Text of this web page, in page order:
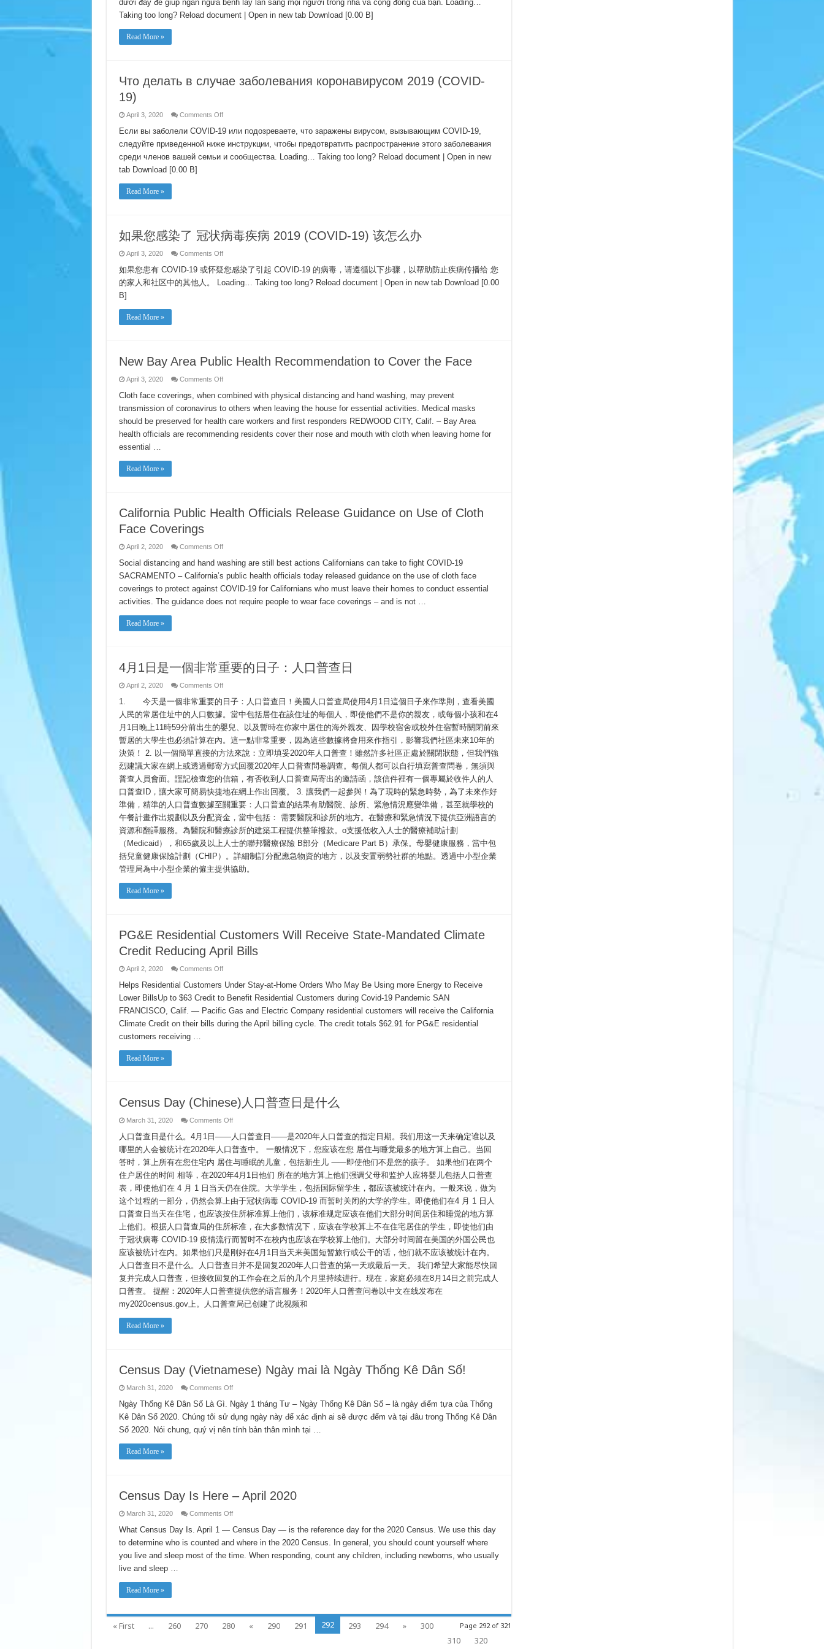
nếu
nhiễm
dưới đây để giúp ngăn ngừa bệnh lây lan sang mọi người trong nhà và cộng đồng của bạn. Loading…
Taking too long? Reload document | Open in new tab Download [0.00 B]
Read More »
Что делать в случае заболевания коронавирусом 2019 (COVID-
19)
April 3, 2020 Comments Offon
делать
в
случае
заболевания
коронавирусом
Если вы заболели COVID-19 или подозреваете, что заражены вирусом, вызывающим COVID-19,
следуйте приведенной ниже инструкции, чтобы предотвратить распространение этого заболевания
среди членов вашей семьи и сообщества. Loading… Taking too long? Reload document | Open in new
tab Download [0.00 B]
Read More »
如果您感染了 冠状病毒疾病 2019 (COVID-19) 该怎么办
April 3, 2020 Comments Offon
果
病
(COVID-
该
么
办
如果您患有 COVID-19 或怀疑您感染了引起 COVID-19 的病毒，请遵循以下步骤，以帮助防止疾病传播给 您
的家人和社区中的其他人。 Loading… Taking too long? Reload document | Open in new tab Download [0.00
B]
Read More »
New Bay Area Public Health Recommendation to Cover the Face
April 3, 2020 Comments Offon
Bay
Area
Public
Recommendation
to
Cover
Cloth face coverings, when combined with physical distancing and hand washing, may prevent
transmission of coronavirus to others when leaving the house for essential activities. Medical masks
should be preserved for health care workers and first responders REDWOOD CITY, Calif. – Bay Area
health officials are recommending residents cover their nose and mouth with cloth when leaving home for
essential …
Read More »
California Public Health Officials Release Guidance on Use of Cloth
Face Coverings
April 2, 2020 Comments Offon
Public
Health
Officials
Release
Guidance
Use
Social distancing and hand washing are still best actions Californians can take to fight COVID-19
SACRAMENTO – California’s public health officials today released guidance on the use of cloth face
coverings to protect against COVID-19 for Californians who must leave their homes to conduct essential
activities. The guidance does not require people to wear face coverings – and is not …
Read More »
4月1日是一個非常重要的日子：人口普查日
April 2, 2020 Comments Offon
月
日
是
個
非
常
重
要
的
日
子：
人
口
普
查
1. 今天是一個非常重要的日子：人口普查日！美國人口普查局使用4月1日這個日子來作準則，查看美國
人民的常居住址中的人口數據。當中包括居住在該住址的每個人，即使他們不是你的親友，或每個小孩和在4
月1日晚上11時59分前出生的嬰兒、以及暫時在你家中居住的海外親友、因學校宿舍或校外住宿暫時關閉前來
暫居的大學生也必須計算在內。這一點非常重要，因為這些數據將會用來作指引，影響我們社區未來10年的
決策！ 2. 以一個簡單直接的方法來說：立即填妥2020年人口普查！雖然許多社區正處於關閉狀態，但我們強
烈建議大家在網上或透過郵寄方式回覆2020年人口普查問卷調查。每個人都可以自行填寫普查問卷，無須與
普查人員會面。謹記檢查您的信箱，有否收到人口普查局寄出的邀請函，該信件裡有一個專屬於收件人的人
口普查ID，讓大家可簡易快捷地在網上作出回覆。 3. 讓我們一起參與！為了現時的緊急時勢，為了未來作好
準備，精準的人口普查數據至關重要：人口普查的結果有助醫院、診所、緊急情況應變準備，甚至就學校的
午餐計畫作出規劃以及分配資金，當中包括： 需要醫院和診所的地方。在醫療和緊急情況下提供亞洲語言的
資源和翻譯服務。為醫院和醫療診所的建築工程提供整筆撥款。o支援低收入人士的醫療補助計劃
（Medicaid），和65歲及以上人士的聯邦醫療保險 B部分（Medicare Part B）承保。母嬰健康服務，當中包
括兒童健康保險計劃（CHIP）。詳細制訂分配應急物資的地方，以及安置弱勢社群的地點。透過中小型企業
管理局為中小型企業的僱主提供協助。
Read More »
PG&E Residential Customers Will Receive State-Mandated Climate
Credit Reducing April Bills
April 2, 2020 Comments Offon
Residential
Customers
Will
State-
Mandated
Climate
Helps Residential Customers Under Stay-at-Home Orders Who May Be Using more Energy to Receive
Lower BillsUp to $63 Credit to Benefit Residential Customers during Covid-19 Pandemic SAN
FRANCISCO, Calif. — Pacific Gas and Electric Company residential customers will receive the California
Climate Credit on their bills during the April billing cycle. The credit totals $62.91 for PG&E residential
customers receiving …
Read More »
Census Day (Chinese)人口普查日是什么
March 31, 2020 Comments Offon
Day
(Chinese)
人
口
普
查
日
是
什
么
人口普查日是什么。4月1日——人口普查日——是2020年人口普查的指定日期。我们用这一天来确定谁以及
哪里的人会被统计在2020年人口普查中。 一般情况下，您应该在您 居住与睡觉最多的地方算上自己。当回
答时，算上所有在您住宅内 居住与睡眠的儿童，包括新生儿 ⸺即使他们不是您的孩子。 如果他们在两个
住户居住的时间 相等，在2020年4月1日他们 所在的地方算上他们强调父母和监护人应将婴儿包括人口普查
表，即使他们在 4 月 1 日当天仍在住院。大学学生，包括国际留学生，都应该被统计在内。一般来说，做为
这个过程的一部分，仍然会算上由于冠状病毒 COVID-19 而暂时关闭的大学的学生。即使他们在4 月 1 日人
口普查日当天在住宅，也应该按住所标准算上他们，该标准规定应该在他们大部分时间居住和睡觉的地方算
上他们。根据人口普查局的住所标准，在大多数情况下，应该在学校算上不在住宅居住的学生，即使他们由
于冠状病毒 COVID-19 疫情流行而暂时不在校内也应该在学校算上他们。大部分时间留在美国的外国公民也
应该被统计在内。如果他们只是刚好在4月1日当天来美国短暂旅行或公干的话，他们就不应该被统计在内。
人口普查日不是什么。人口普查日并不是回复2020年人口普查的第一天或最后一天。 我们希望大家能尽快回
复并完成人口普查，但接收回复的工作会在之后的几个月里持续进行。现在，家庭必须在8月14日之前完成人
口普查。 提醒：2020年人口普查提供您的语言服务！2020年人口普查问卷以中文在线发布在
my2020census.gov上。人口普查局已创建了此视频和
Read More »
Census Day (Vietnamese) Ngày mai là Ngày Thống Kê Dân Số!
March 31, 2020 Comments Offon
Day
(Vietnamese)
Ngày
là
Ngày Thống Kê Dân Số Là Gì. Ngày 1 tháng Tư – Ngày Thống Kê Dân Số – là ngày điểm tựa của Thống
Kê Dân Số 2020. Chúng tôi sử dụng ngày này để xác định ai sẽ được đếm và tại đâu trong Thống Kê Dân
Số 2020. Nói chung, quý vị nên tính bản thân mình tại …
Read More »
Census Day Is Here – April 2020
March 31, 2020 Comments Offon
Day
Is
Here
April
What Census Day Is. April 1 — Census Day — is the reference day for the 2020 Census. We use this day
to determine who is counted and where in the 2020 Census. In general, you should count yourself where
you live and sleep most of the time. When responding, count any children, including newborns, who usually
live and sleep …
Read More »
Page 292 of 321
« First ... 260 270 280 « 290 291 292 293 294 »
300
310
320